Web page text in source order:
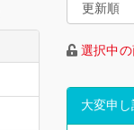
選択中
大変申し